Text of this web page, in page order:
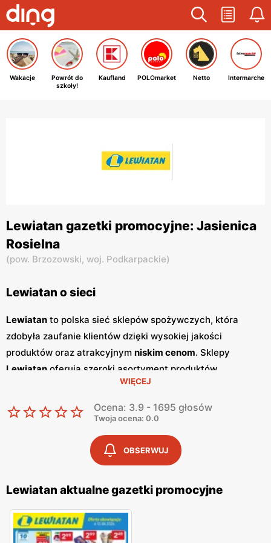
Wakacje
Powrót do
szkoły!
Kaufland POLOmarket Netto Intermarche
Lewiatan gazetki promocyjne: Jasienica
Rosielna
(pow. Brzozowski, woj. Podkarpackie)
Lewiatan o sieci
Lewiatan to polska sieć sklepów spożywczych, która
zdobyła zaufanie klientów dzięki wysokiej jakości
produktów oraz atrakcyjnym niskim cenom. Sklepy
Lewiatan oferują szeroki asortyment produktów
spożywczych, w tym świeże owoce i warzywa, pieczywo,
nabiał, mięso oraz artykuły codziennego użytku. Klienci
cenią sobie bogaty wybór oraz częste
umożliwiają oszczędności na zakupach. Jednym z
kluczowych elementów strategii marketingowej
są regularnie wydawanegazetki promocyjne
prezentują najnowsze
promocje , specjalne oferty oraz
sezonowe wyprzedaże, dzięki czemu klienci mogą
planować swoje zakupy i korzystać z wyjątkowych okazji
cenowych. Publikacje te są dostępne zarówno w formie
WIĘCEJ
Ocena: 3.9 - 1695 głosów
Twoja ocena: 0.0
OBSERWUJ
Lewiatan aktualne gazetki promocyjne